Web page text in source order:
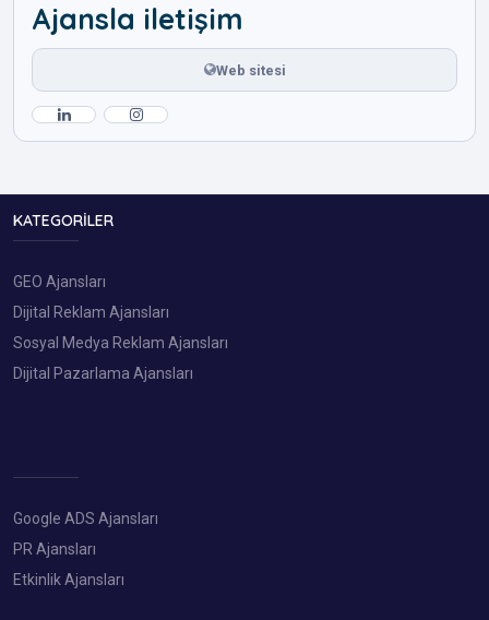
Ajansla iletişim
Web sitesi
KATEGORILER
GEO Ajansları
Dijital Reklam Ajansları
Sosyal Medya Reklam Ajansları
Dijital Pazarlama Ajansları
Google ADS Ajansları
PR Ajansları
Etkinlik Ajansları